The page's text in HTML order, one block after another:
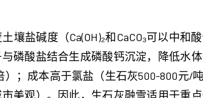
盐碱度（Ca(OH)₂和CaCO₃可以中和
磷酸盐结合生成磷酸钙沉淀，降低水
；成本高于氯盐（生石灰500-800元/
美观）。因此，生石灰融雪适用于重